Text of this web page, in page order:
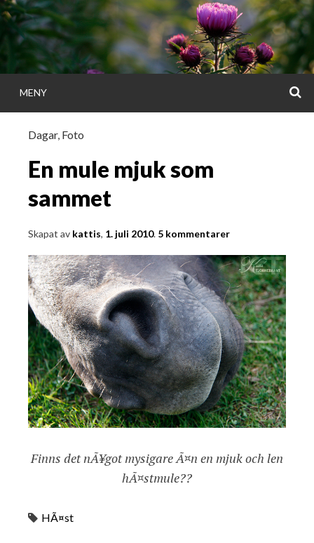
Gå
direkt
till
innehållet
MENY
Dagar, Foto
En mule mjuk som
sammet
Skapat av kattis, 1. juli 2010. 5 kommentarer
Finns det nÃ¥got mysigare Ã¤n en mjuk och len
hÃ¤stmule??
HÃ¤st